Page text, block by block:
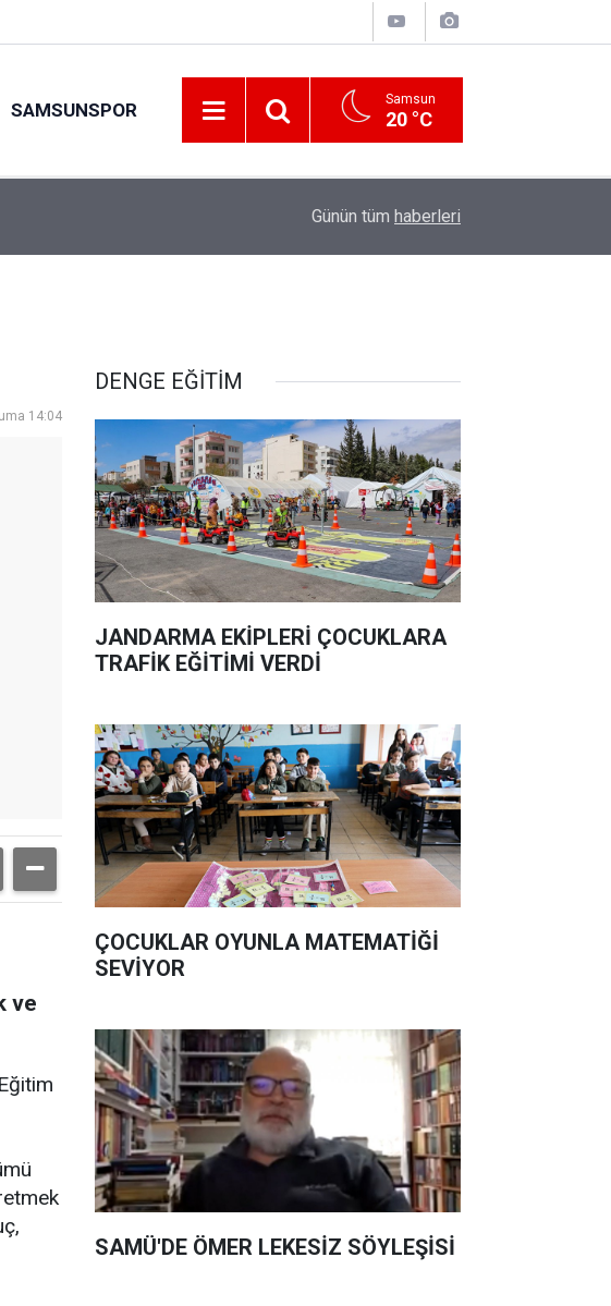
SAMSUNSPOR Samsun
20 °C
Samsun'da fındık hasat ve ihraç tarihleri
Günün tüm haberleri
14:04
ve
DENGE EĞİTİM
JANDARMA EKİPLERİ ÇOCUKLARA
TRAFİK EĞİTİMİ VERDİ
ÇOCUKLAR OYUNLA MATEMATİĞİ
SEVİYOR
SAMÜ'DE ÖMER LEKESİZ SÖYLEŞİSİ